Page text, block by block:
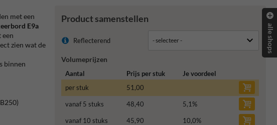
Product samenstellen
Reflecterend
Volumeprijzen
Aantal Prijs per stuk
Je voordeel
per stuk
51,00
vanaf 5 stuks 48,40 5,1%
vanaf 10 stuks 45,90 10,0%
met een
E9a
zien wat de
binnen
alle shops